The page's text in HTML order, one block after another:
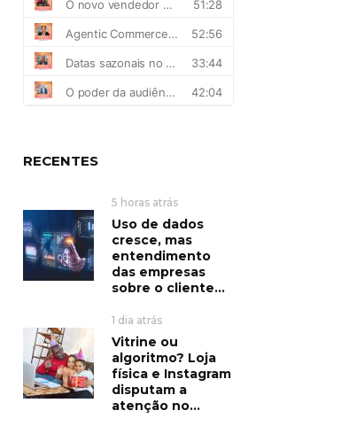
RECENTES
5 horas atrás
Uso de dados
cresce, mas
entendimento
das empresas
sobre o cliente...
1 dia atrás
Vitrine ou
algoritmo? Loja
física e Instagram
disputam a
atenção no...